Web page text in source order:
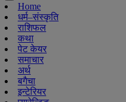
Home
धर्म–संस्कृति
राशिफल
कथा
पेट केयर
समाचार
अर्थ
बगैचा
इन्टेरियर